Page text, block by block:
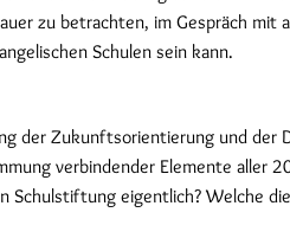
zu betrachten, im Gespräch
Schulen sein kann.
der Zukunftsorientierung und
verbindender Elemente aller
Schulstiftung eigentlich? Welche